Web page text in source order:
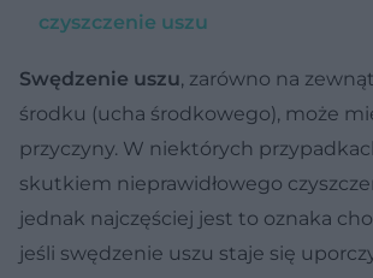
czyszczenie uszu
Swędzenie uszu, zarówno na
środku (ucha środkowego), może
przyczyny. W niektórych
skutkiem nieprawidłowego
jednak najczęściej jest to oznaka
jeśli swędzenie uszu staje się